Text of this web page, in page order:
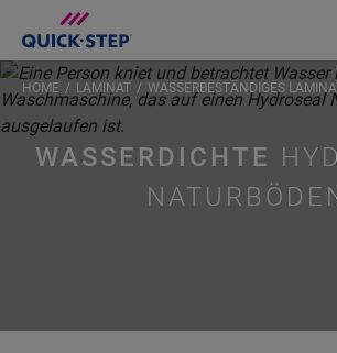
WASSERDICHTE
HOME LAMINAT WASSERBESTÄNDIGES